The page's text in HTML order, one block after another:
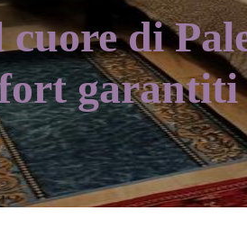
di
garantiti